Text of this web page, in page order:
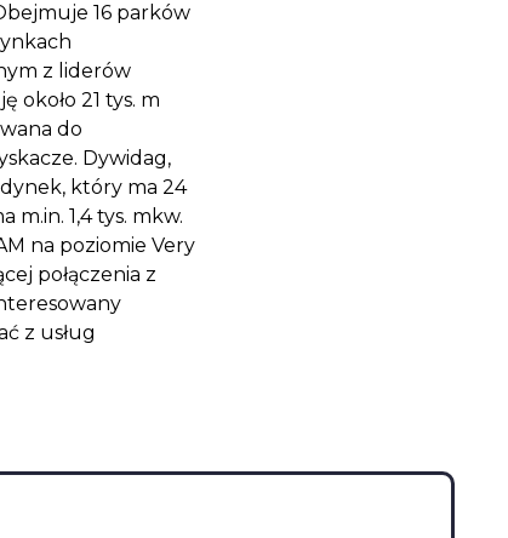
16 parków
z liderów
około 21 tys. m
do
Dywidag,
który ma 24
1,4 tys. mkw.
na poziomie Very
połączenia z
z usług